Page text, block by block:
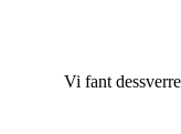
Vi fant